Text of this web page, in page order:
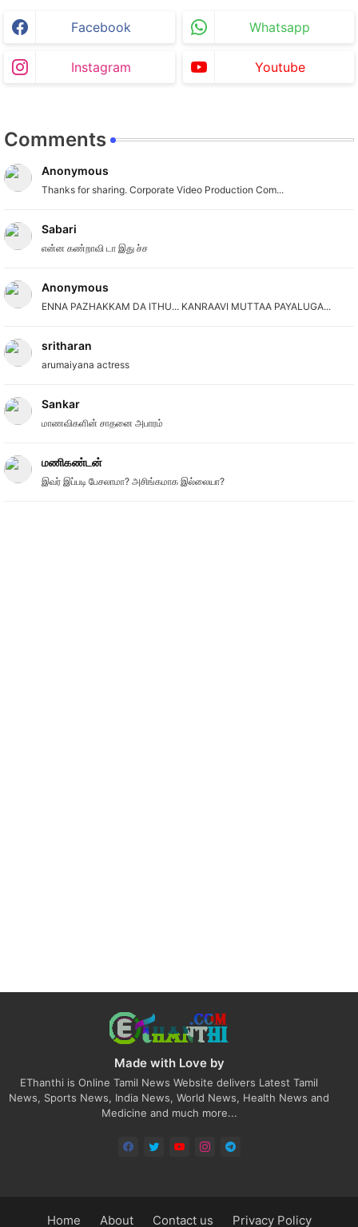
Facebook Whatsapp
Instagram Youtube
Comments
Anonymous
Thanks for sharing. Corporate Video Production Com...
Sabari
என்ன கண்றாவி டா இது ச்ச
Anonymous
ENNA PAZHAKKAM DA ITHU... KANRAAVI MUTTAA PAYALUGA...
sritharan
arumaiyana actress
Sankar
மாணவிகளின் சாதனை அபாரம்
மணிகண்டன்
இவர் இப்படி பேசலாமா? அசிங்கமாக இல்லையா?
Made with Love by
EThanthi is Online Tamil News Website delivers Latest Tamil
News, Sports News, India News, World News, Health News and
Medicine and much more...
Home About Contact us Privacy Policy